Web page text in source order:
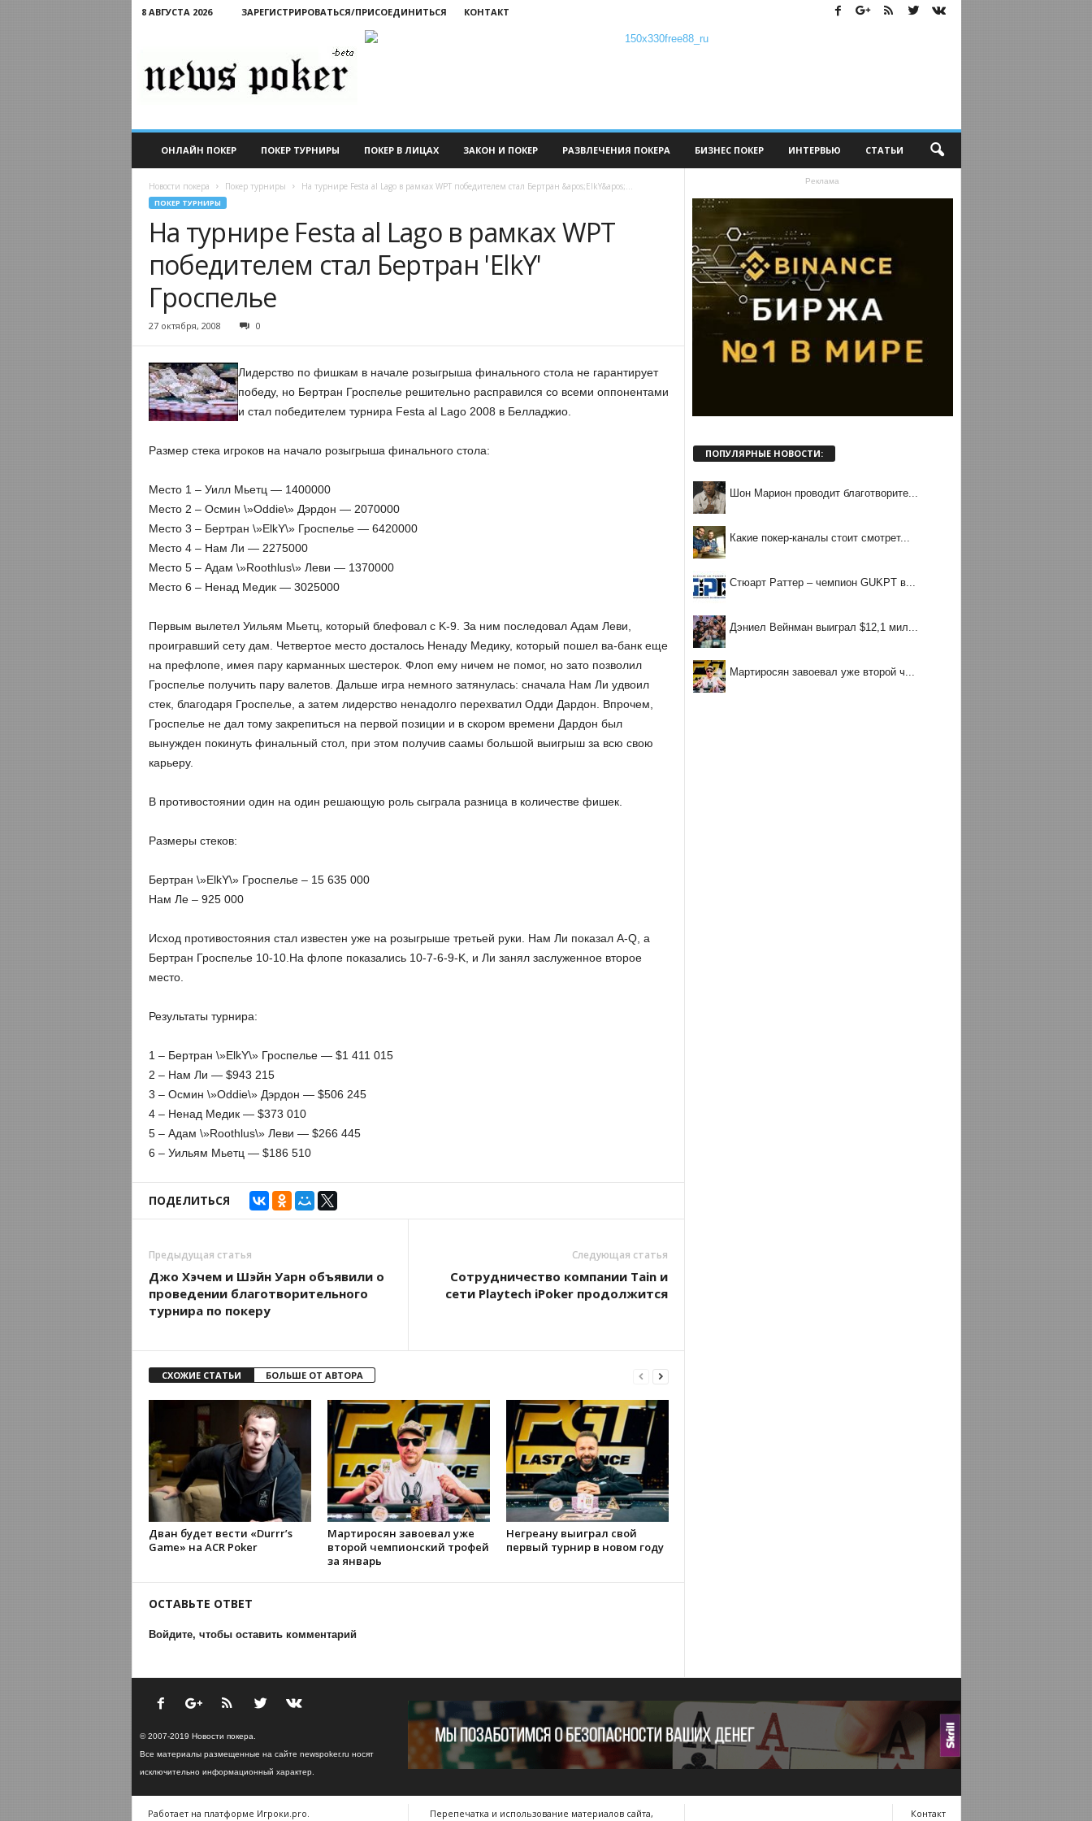
8 АВГУСТА 2026 ЗАРЕГИСТРИРОВАТЬСЯ/ПРИСОЕДИНИТЬСЯ КОНТАКТ
ОНЛАЙН ПОКЕР ПОКЕР ТУРНИРЫ ПОКЕР В ЛИЦАХ ЗАКОН И ПОКЕР РАЗВЛЕЧЕНИЯ ПОКЕРА БИЗНЕС ПОКЕР ИНТЕРВЬЮ СТАТЬИ
Новости покера Покер турниры На турнире Festa al Lago в рамках WPT победителем стал Бертран &apos;ElkY&apos;...
ПОКЕР ТУРНИРЫ
На турнире Festa al Lago в рамках WPT
победителем стал Бертран 'ElkY'
Гроспелье
27 октября, 2008 0
Лидерство по фишкам в начале розыгрыша финального стола не гарантирует
победу, но Бертран Гроспелье решительно расправился со всеми оппонентами
и стал победителем турнира Festa al Lago 2008 в Белладжио.
Размер стека игроков на начало розыгрыша финального стола:
Место 1 – Уилл Мьетц — 1400000
Место 2 – Осмин \»Oddie\» Дэрдон — 2070000
Место 3 – Бертран \»ElkY\» Гроспелье — 6420000
Место 4 – Нам Ли — 2275000
Место 5 – Адам \»Roothlus\» Леви — 1370000
Место 6 – Ненад Медик — 3025000
Первым вылетел Уильям Мьетц, который блефовал с K-9. За ним последовал Адам Леви,
проигравший сету дам. Четвертое место досталось Ненаду Медику, который пошел ва-банк еще
на префлопе, имея пару карманных шестерок. Флоп ему ничем не помог, но зато позволил
Гроспелье получить пару валетов. Дальше игра немного затянулась: сначала Нам Ли удвоил
стек, благодаря Гроспелье, а затем лидерство ненадолго перехватил Одди Дардон. Впрочем,
Гроспелье не дал тому закрепиться на первой позиции и в скором времени Дардон был
вынужден покинуть финальный стол, при этом получив саамы большой выигрыш за всю свою
карьеру.
В противостоянии один на один решающую роль сыграла разница в количестве фишек.
Размеры стеков:
Бертран \»ElkY\» Гроспелье – 15 635 000
Нам Ле – 925 000
Исход противостояния стал известен уже на розыгрыше третьей руки. Нам Ли показал A-Q, а
Бертран Гроспелье 10-10.На флопе показались 10-7-6-9-K, и Ли занял заслуженное второе
место.
Результаты турнира:
1 – Бертран \»ElkY\» Гроспелье — $1 411 015
2 – Нам Ли — $943 215
3 – Осмин \»Oddie\» Дэрдон — $506 245
4 – Ненад Медик — $373 010
5 – Адам \»Roothlus\» Леви — $266 445
6 – Уильям Мьетц — $186 510
ПОДЕЛИТЬСЯ
Предыдущая статья
Джо Хэчем и Шэйн Уарн объявили о
проведении благотворительного
турнира по покеру
Следующая статья
Сотрудничество компании Tain и
сети Playtech iPoker продолжится
СХОЖИЕ СТАТЬИ БОЛЬШЕ ОТ АВТОРА
Дван будет вести «Durrr’s
Game» на ACR Poker
Мартиросян завоевал уже
второй чемпионский трофей
за январь
Негреану выиграл свой
первый турнир в новом году
ОСТАВЬТЕ ОТВЕТ
Войдите, чтобы оставить комментарий
Реклама
ПОПУЛЯРНЫЕ НОВОСТИ:
Шон Марион проводит благотворите...
Какие покер-каналы стоит смотрет...
Стюарт Раттер – чемпион GUKPT в...
Дэниел Вейнман выиграл $12,1 мил...
Мартиросян завоевал уже второй ч...
© 2007-2019 Новости покера.
Все материалы размещенные на сайте newspoker.ru носят
исключительно информационный характер.
Работает на платформе Игроки.pro. Перепечатка и использование материалов сайта, Контакт